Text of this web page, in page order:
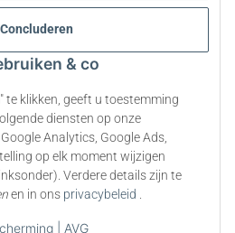
Concluderen
& co
te klikken, geeft u toestemming
diensten op onze
Analytics, Google Ads,
op elk moment wijzigen
Verdere details zijn te
en in ons privacybeleid
| AVG
herroepen
BTW., exclusiefverzendkosten
| steviapura ® is a registered trademark of